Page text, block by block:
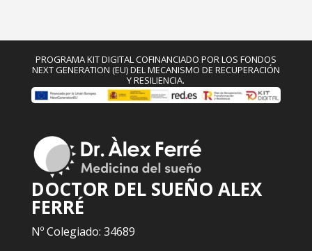
PROGRAMA KIT DIGITAL COFINANCIADO POR LOS FONDOS
NEXT GENERATION (EU) DEL MECANISMO DE RECUPERACIÓN
Y RESILIENCIA.
DOCTOR DEL SUEÑO ALEX
FERRÉ
Nº Colegiado: 34689